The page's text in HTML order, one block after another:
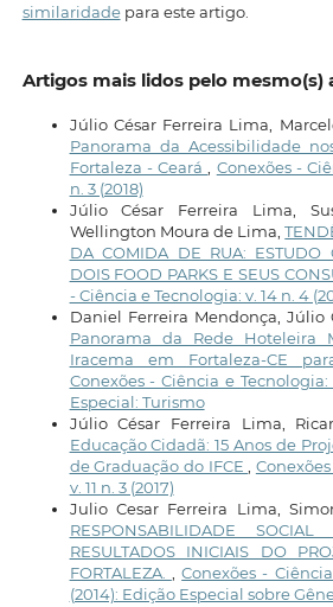
similaridadepara este artigo.
Artigos mais lidos pelo mesmo(s)
Júlio César Ferreira Lima,
Panorama da Acessibilidade
Fortaleza - Ceará
Conexões -
n. 3 (2018)
Júlio César Ferreira Lima,
Wellington Moura de Lima,
DA COMIDA DE RUA: ESTUDO
DOIS FOOD PARKS E SEUS
- Ciência e Tecnologia: v. 14 n. 4
Daniel Ferreira Mendonça, Júlio
Panorama da Rede Hoteleira
Iracema em Fortaleza-CE
Conexões - Ciência e Tecnologia:
Especial: Turismo
Júlio César Ferreira Lima,
Educação Cidadã: 15 Anos de
de Graduação do IFCE
v. 11 n. 3 (2017)
Julio Cesar Ferreira Lima,
RESPONSABILIDADE
RESULTADOS INICIAIS DO
FORTALEZA.
,Conexões -
(2014): Edição Especial sobre